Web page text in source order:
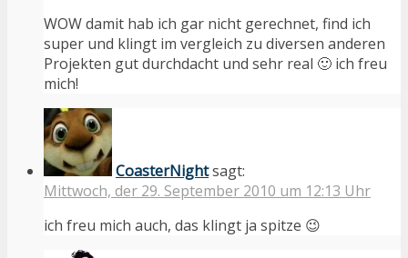
WOW damit hab ich gar nicht gerechnet, find ich
super und klingt im vergleich zu diversen anderen
Projekten gut durchdacht und sehr real 🙂 ich freu
mich!
CoasterNightsagt:
Mittwoch, der 29. September 2010 um 12:13 Uhr
ich freu mich auch, das klingt ja spitze 😉